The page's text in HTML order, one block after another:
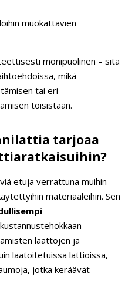
muokattavien
monipuolinen – sitä
mikä
tai eri
toisistaan.
tarjoaa
etuja verrattuna muihin
materiaaleihin. Sen
laattojen ja
laatoitetuissa lattioissa,
jotka keräävät